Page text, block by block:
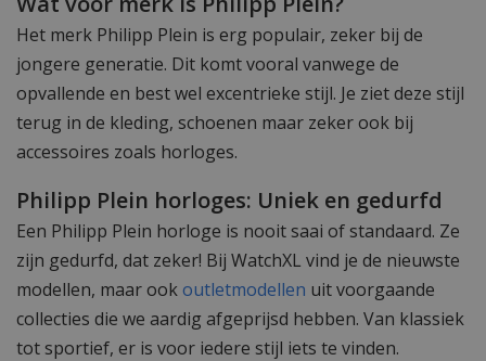
Het merk Philipp Plein is erg populair, zeker bij de
jongere generatie. Dit komt vooral vanwege de
opvallende en best wel excentrieke stijl. Je ziet deze stijl
terug in de kleding, schoenen maar zeker ook bij
accessoires zoals horloges.
Philipp Plein horloges: Uniek en gedurfd
Een Philipp Plein horloge is nooit saai of standaard. Ze
zijn gedurfd, dat zeker! Bij WatchXL vind je de nieuwste
modellen, maar ookoutletmodellen uit voorgaande
collecties die we aardig afgeprijsd hebben. Van klassiek
tot sportief, er is voor iedere stijl iets te vinden.